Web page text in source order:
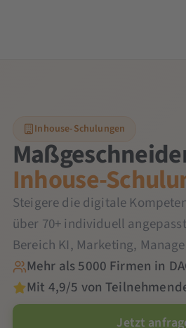
Inhouse-Schulungen
Inhouse-
Steigere die digitale
über 70+ individuell
Bereich KI, Marketing,
Mehr als 5000 Firmen in
Mit 4,9/5 von
Jetzt